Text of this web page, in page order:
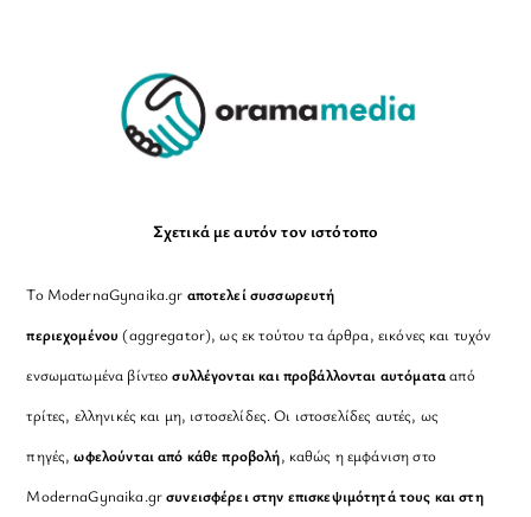
Σχετικά με αυτόν τον ιστότοπο
Το ModernaGynaika.gr αποτελεί συσσωρευτή
περιεχομένου (aggregator), ως εκ τούτου τα άρθρα, εικόνες και τυχόν
ενσωματωμένα βίντεοσυλλέγονται και προβάλλονται αυτόματααπό
τρίτες, ελληνικές και μη, ιστοσελίδες. Οι ιστοσελίδες αυτές, ως
πηγές,ωφελούνται από κάθε προβολή, καθώς η εμφάνιση στο
ModernaGynaika.grσυνεισφέρει στην επισκεψιμότητά τους και στη